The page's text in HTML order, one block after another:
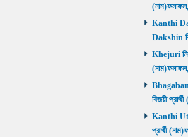
Kanthi
Dakshin
Khejuri
বিজয়ী
Kanthi
প্রার্থী